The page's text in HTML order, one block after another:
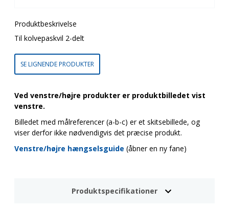
Produktbeskrivelse
Til kolvepaskvil 2-delt
SE LIGNENDE PRODUKTER
Ved venstre/højre produkter er produktbilledet vist
venstre.
Billedet med målreferencer (a-b-c) er et skitsebillede, og
viser derfor ikke nødvendigvis det præcise produkt.
Venstre/højre hængselsguide (åbner en ny fane)
Produktspecifikationer